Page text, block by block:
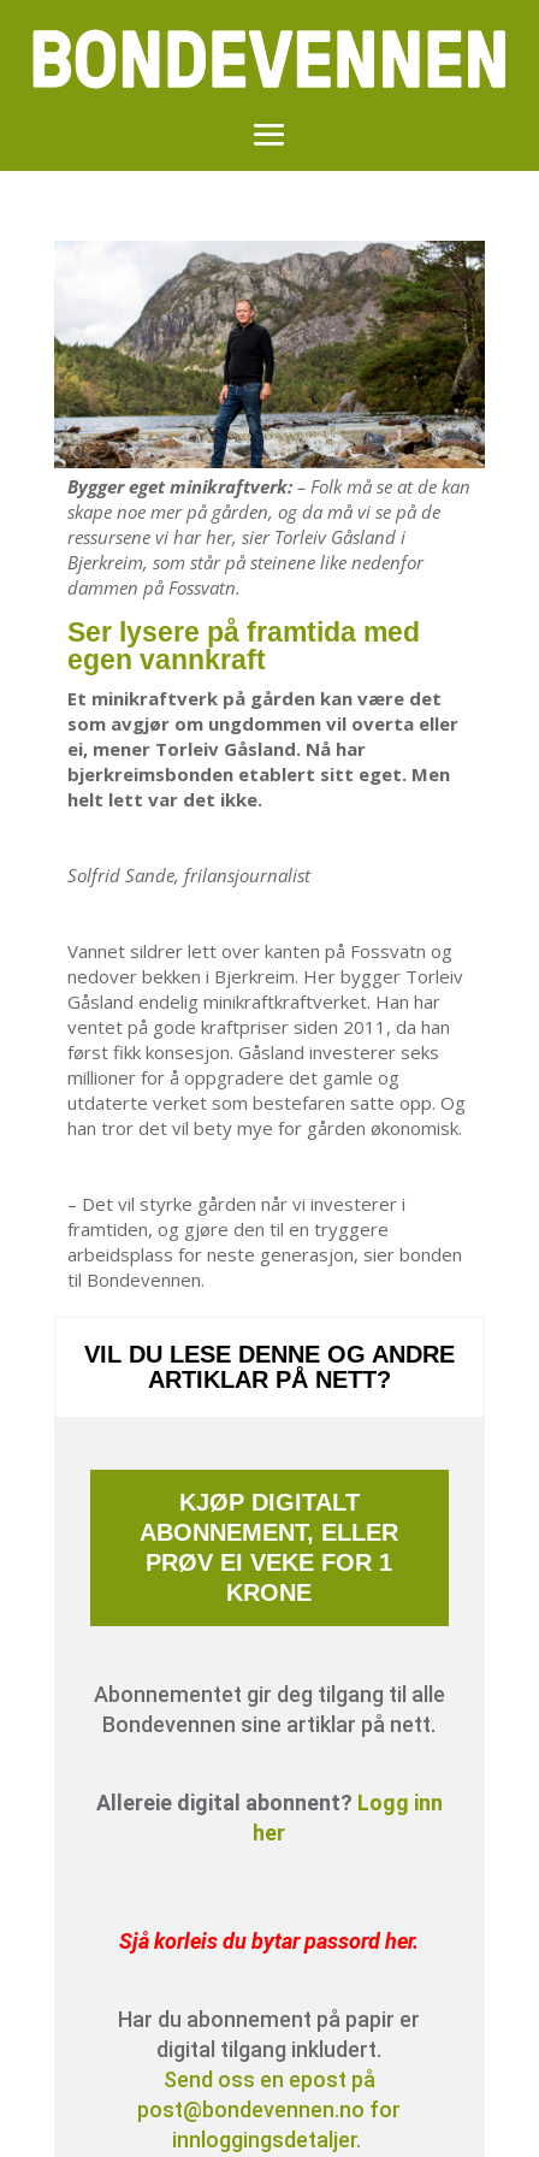
Bygger eget minikraftverk:– Folk må se at de kan
skape noe mer på gården, og da må vi se på de
ressursene vi har her, sier Torleiv Gåsland i
Bjerkreim, som står på steinene like nedenfor
dammen på Fossvatn.
Ser lysere på framtida med
egen vannkraft
Et minikraftverk på gården kan være det
som avgjør om ungdommen vil overta eller
ei, mener Torleiv Gåsland. Nå har
bjerkreimsbonden etablert sitt eget. Men
helt lett var det ikke.
Solfrid Sande, frilansjournalist
Vannet sildrer lett over kanten på Fossvatn og
nedover bekken i Bjerkreim. Her bygger Torleiv
Gåsland endelig minikraftkraftverket. Han har
ventet på gode kraftpriser siden 2011, da han
først fikk konsesjon. Gåsland investerer seks
millioner for å oppgradere det gamle og
utdaterte verket som bestefaren satte opp. Og
han tror det vil bety mye for gården økonomisk.
– Det vil styrke gården når vi investerer i
framtiden, og gjøre den til en tryggere
arbeidsplass for neste generasjon, sier bonden
til Bondevennen.
VIL DU LESE DENNE OG ANDRE
ARTIKLAR PÅ NETT?
KJØP DIGITALT
ABONNEMENT, ELLER
PRØV EI VEKE FOR 1
KRONE
Abonnementet gir deg tilgang til alle
Bondevennen sine artiklar på nett.
Allereie digital abonnent? Logg inn
her
Sjå korleis du bytar passord her.
Har du abonnement på papir er
digital tilgang inkludert.
Send oss en epost på
post@bondevennen.no for
innloggingsdetaljer.